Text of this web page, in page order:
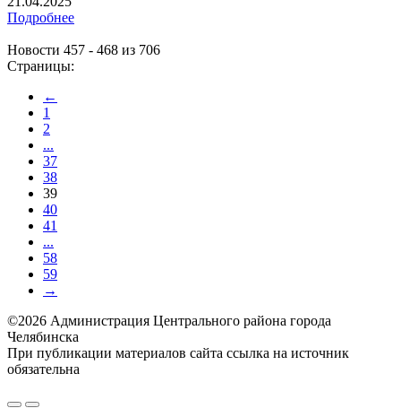
Подробнее
Новости 457 - 468 из 706
Страницы:
←
1
2
...
37
38
39
40
41
...
58
59
→
©2026 Администрация Центрального района города
Челябинска
При публикации материалов сайта ссылка на источник
обязательна